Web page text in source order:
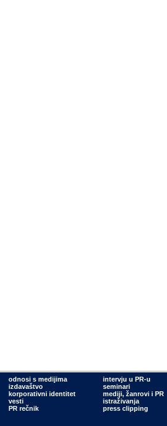
odnosi s medijima
izdavaštvo
korporativni identitet
vesti
PR rečnik
intervju u PR-u
seminari
mediji, žanrovi i PR
istraživanja
press clipping